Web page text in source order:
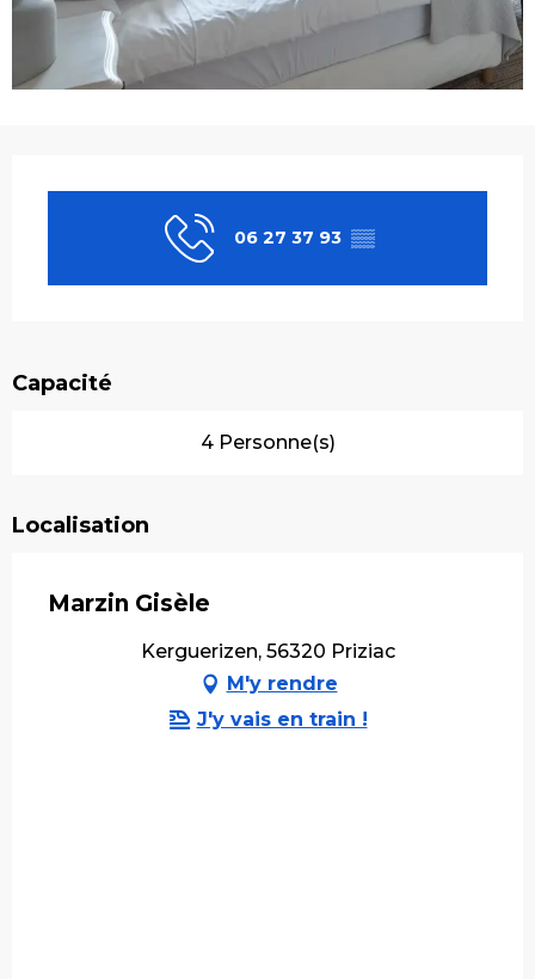
06 27 37 93 ▒▒
Capacité
4 Personne(s)
Localisation
Marzin Gisèle
Kerguerizen, 56320 Priziac
M'y rendre
J'y vais en train !